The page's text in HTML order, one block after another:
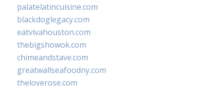
palatelatincuisine.com
blackdoglegacy.com
eatvivahouston.com
thebigshowok.com
chimeandstave.com
greatwallseafoodny.com
theloverose.com